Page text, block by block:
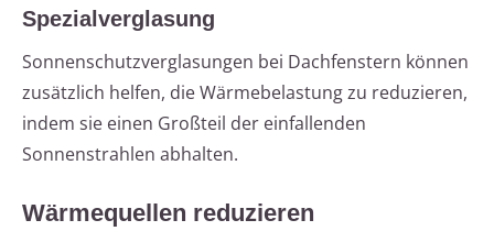
Spezialverglasung
Sonnenschutzverglasungen bei Dachfenstern können
zusätzlich helfen, die Wärmebelastung zu reduzieren,
indem sie einen Großteil der einfallenden
Sonnenstrahlen abhalten.
Wärmequellen reduzieren